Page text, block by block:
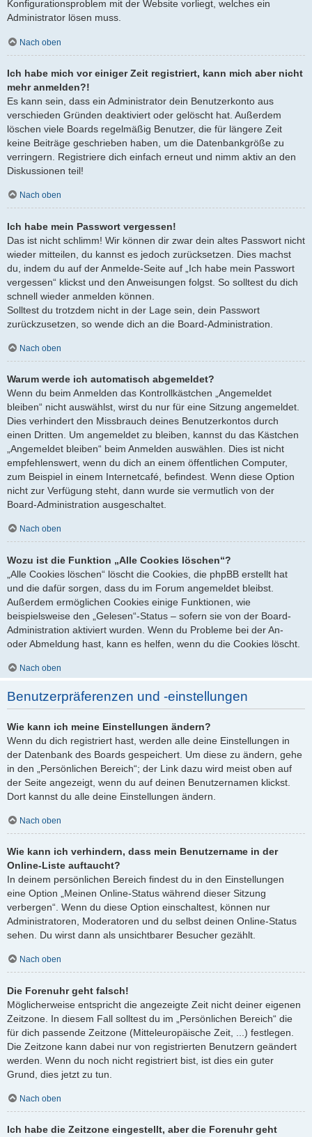
Konfigurationsproblem mit der Website vorliegt, welches ein
Administrator lösen muss.
Nach oben
Ich habe mich vor einiger Zeit registriert, kann mich aber nicht
mehr anmelden?!
Es kann sein, dass ein Administrator dein Benutzerkonto aus
verschieden Gründen deaktiviert oder gelöscht hat. Außerdem
löschen viele Boards regelmäßig Benutzer, die für längere Zeit
keine Beiträge geschrieben haben, um die Datenbankgröße zu
verringern. Registriere dich einfach erneut und nimm aktiv an den
Diskussionen teil!
Nach oben
Ich habe mein Passwort vergessen!
Das ist nicht schlimm! Wir können dir zwar dein altes Passwort nicht
wieder mitteilen, du kannst es jedoch zurücksetzen. Dies machst
du, indem du auf der Anmelde-Seite auf „Ich habe mein Passwort
vergessen“ klickst und den Anweisungen folgst. So solltest du dich
schnell wieder anmelden können.
Solltest du trotzdem nicht in der Lage sein, dein Passwort
zurückzusetzen, so wende dich an die Board-Administration.
Nach oben
Warum werde ich automatisch abgemeldet?
Wenn du beim Anmelden das Kontrollkästchen „Angemeldet
bleiben“ nicht auswählst, wirst du nur für eine Sitzung angemeldet.
Dies verhindert den Missbrauch deines Benutzerkontos durch
einen Dritten. Um angemeldet zu bleiben, kannst du das Kästchen
„Angemeldet bleiben“ beim Anmelden auswählen. Dies ist nicht
empfehlenswert, wenn du dich an einem öffentlichen Computer,
zum Beispiel in einem Internetcafé, befindest. Wenn diese Option
nicht zur Verfügung steht, dann wurde sie vermutlich von der
Board-Administration ausgeschaltet.
Nach oben
Wozu ist die Funktion „Alle Cookies löschen“?
„Alle Cookies löschen“ löscht die Cookies, die phpBB erstellt hat
und die dafür sorgen, dass du im Forum angemeldet bleibst.
Außerdem ermöglichen Cookies einige Funktionen, wie
beispielsweise den „Gelesen“-Status – sofern sie von der Board-
Administration aktiviert wurden. Wenn du Probleme bei der An-
oder Abmeldung hast, kann es helfen, wenn du die Cookies löscht.
Nach oben
Benutzerpräferenzen und -einstellungen
Wie kann ich meine Einstellungen ändern?
Wenn du dich registriert hast, werden alle deine Einstellungen in
der Datenbank des Boards gespeichert. Um diese zu ändern, gehe
in den „Persönlichen Bereich“; der Link dazu wird meist oben auf
der Seite angezeigt, wenn du auf deinen Benutzernamen klickst.
Dort kannst du alle deine Einstellungen ändern.
Nach oben
Wie kann ich verhindern, dass mein Benutzername in der
Online-Liste auftaucht?
In deinem persönlichen Bereich findest du in den Einstellungen
eine Option „Meinen Online-Status während dieser Sitzung
verbergen“. Wenn du diese Option einschaltest, können nur
Administratoren, Moderatoren und du selbst deinen Online-Status
sehen. Du wirst dann als unsichtbarer Besucher gezählt.
Nach oben
Die Forenuhr geht falsch!
Möglicherweise entspricht die angezeigte Zeit nicht deiner eigenen
Zeitzone. In diesem Fall solltest du im „Persönlichen Bereich“ die
für dich passende Zeitzone (Mitteleuropäische Zeit, ...) festlegen.
Die Zeitzone kann dabei nur von registrierten Benutzern geändert
werden. Wenn du noch nicht registriert bist, ist dies ein guter
Grund, dies jetzt zu tun.
Nach oben
Ich habe die Zeitzone eingestellt, aber die Forenuhr geht